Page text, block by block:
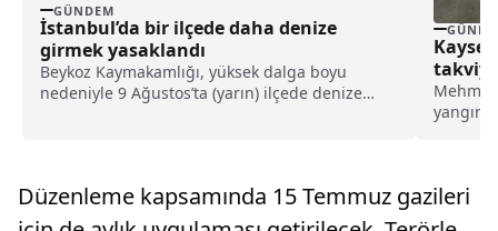
GÜNDEM
İstanbul’da bir ilçede daha denize
girmek yasaklandı
Beykoz Kaymakamlığı, yüksek dalga boyu
nedeniyle 9 Ağustos’ta (yarın) ilçede denize
takviye
Mehmet
yangın
Düzenleme kapsamında 15 Temmuz gazileri